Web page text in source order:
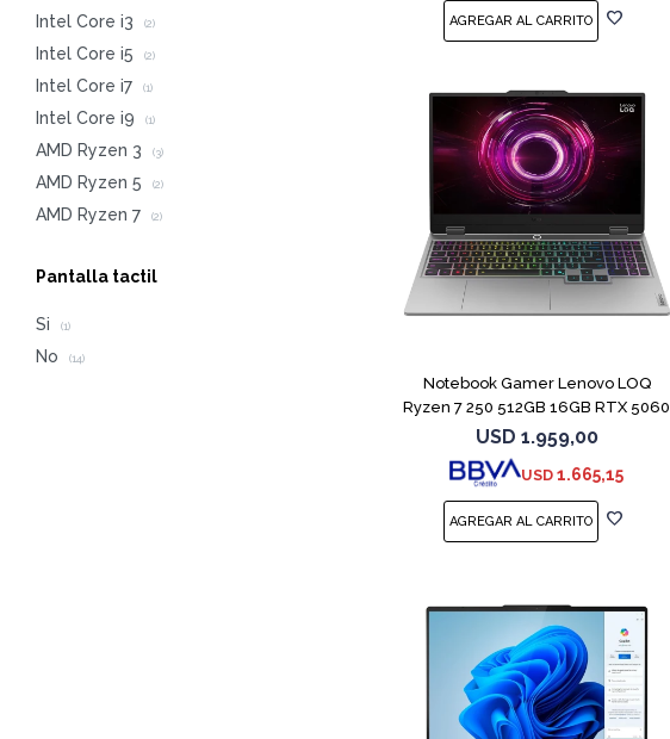
Notebook Gamer Lenovo LOQ
Ryzen 7 250 512GB 16GB RTX 5060
USD 1.959,00
USD 1.665,15
Intel Core i3 (2)
Intel Core i5 (2)
Intel Core i7 (1)
Intel Core i9 (1)
AMD Ryzen 3 (3)
AMD Ryzen 5 (2)
AMD Ryzen 7 (2)
Pantalla tactil
Si (1)
No (14)